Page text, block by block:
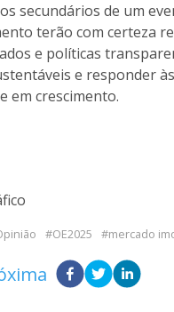
secundários de um
terão com certeza
e políticas
e responder
em crescimento.
OE2025 mercado